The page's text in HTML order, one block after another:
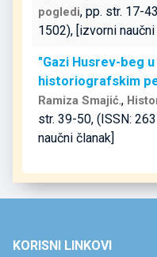
pogledi, pp. str. 17-
1502), [izvorni naučni
"Gazi Husrev-beg
historiografskim
Ramiza Smajić.,
str. 39-50, (ISSN:
naučni članak]
KORISNI LINKOVI